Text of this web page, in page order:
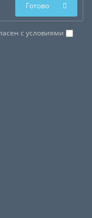
с условиями
Готово